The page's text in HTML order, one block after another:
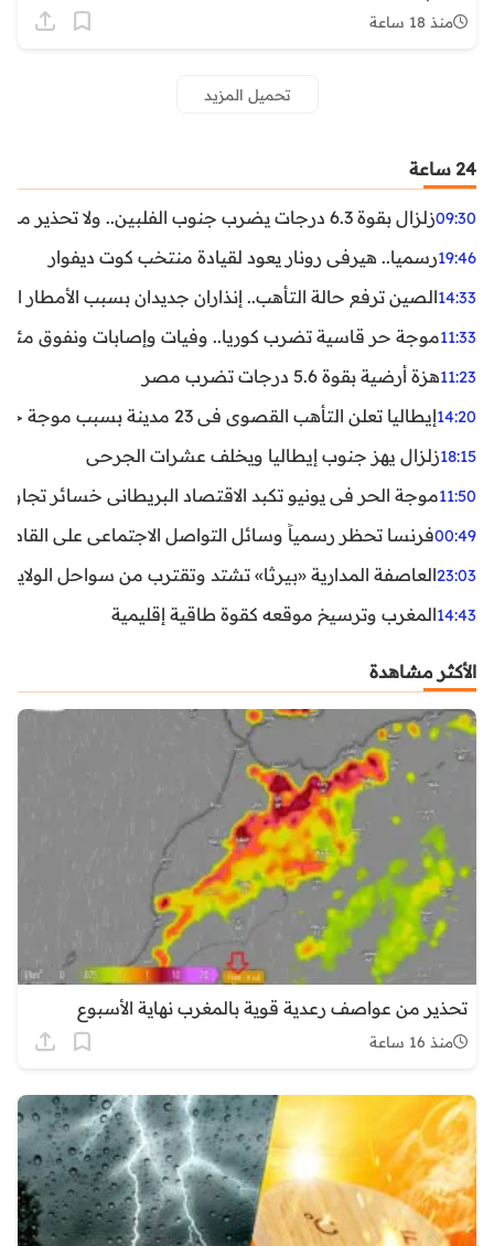
منذ 18 ساعة
تحميل المزيد
24 ساعة
09:30زلزال بقوة 6.3 درجات يضرب جنوب الفلبين.. ولا تحذير من تسونامي حتى الآن
19:46رسميا.. هيرفي رونار يعود لقيادة منتخب كوت ديفوار
14:33الصين ترفع حالة التأهب.. إنذاران جديدان بسبب الأمطار
11:33موجة حر قاسية تضرب كوريا.. وفيات وإصابات ونفوق مئات
11:23هزة أرضية بقوة 5.6 درجات تضرب مصر
14:20إيطاليا تعلن التأهب القصوى في 23 مدينة بسبب موجة حر شديدة
18:15زلزال يهز جنوب إيطاليا ويخلف عشرات الجرحى
11:50موجة الحر في يونيو تكبد الاقتصاد البريطاني خسائر تجاوزت 1.5 مليار
00:49فرنسا تحظر رسمياً وسائل التواصل الاجتماعي على القاصرين
23:03العاصفة المدارية «بيرثا» تشتد وتقترب من سواحل
14:43المغرب وترسيخ موقعه كقوة طاقية إقليمية
الأكثر مشاهدة
تحذير من عواصف رعدية قوية بالمغرب نهاية الأسبوع
منذ 16 ساعة